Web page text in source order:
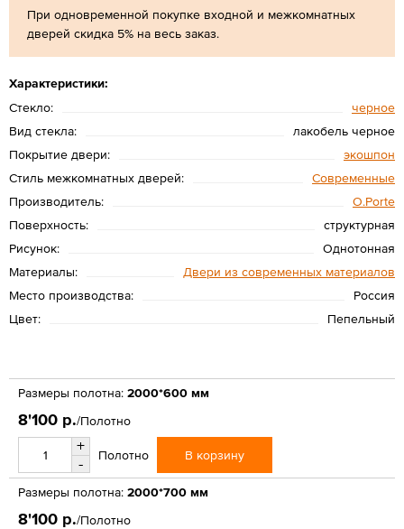
При одновременной покупке входной и межкомнатных
дверей скидка 5% на весь заказ.
Характеристики:
Стекло:
черное
Вид стекла:
лакобель черное
Покрытие двери:
экошпон
Стиль межкомнатных дверей:
Современные
Производитель:
O.Porte
Поверхность:
структурная
Рисунок:
Однотонная
Материалы:
Двери из современных материалов
Место производства:
Россия
Цвет:
Пепельный
Размеры полотна: 2000*600 мм
8'100 р./Полотно
+
-
Полотно В корзину
Размеры полотна: 2000*700 мм
8'100 р./Полотно